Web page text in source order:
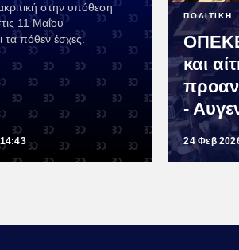
στην υπόθεση
11 Μαΐου
τα πόθεν έσχες.
14:43
ΠΟΛΙΤΙΚΗ
και
-
24 Φεβ